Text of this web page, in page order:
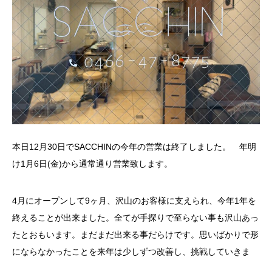
本日12月30日でSACCHINの今年の営業は終了しました。 年明
け1月6日(金)から通常通り営業致します。
4月にオープンして9ヶ月、沢山のお客様に支えられ、今年1年を
終えることが出来ました。全てが手探りで至らない事も沢山あっ
たとおもいます。まだまだ出来る事だらけです。思いばかりで形
にならなかったことを来年は少しずつ改善し、挑戦していきま